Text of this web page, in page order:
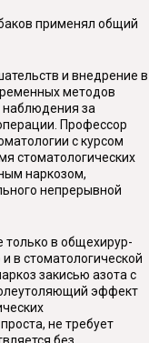
применял общий
и внедрение в
методов
наблюдения за
Профессор
с курсом
стоматологических
наркозом,
непрерывной
только в общехирур­
в стоматологической
закисью азота с
эффект
не требует